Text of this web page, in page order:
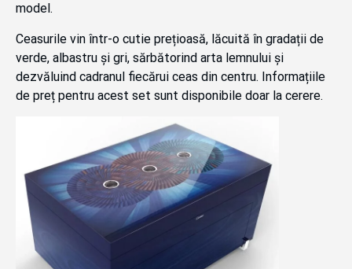
model.
Ceasurile vin într-o cutie prețioasă, lăcuită în gradații de
verde, albastru și gri, sărbătorind arta lemnului și
dezvăluind cadranul fiecărui ceas din centru. Informațiile
de preț pentru acest set sunt disponibile doar la cerere.